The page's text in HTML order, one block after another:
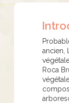
ancien,
Roca